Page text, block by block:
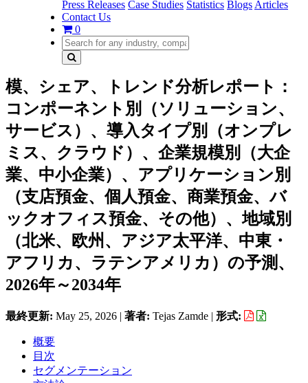
Press Releases Case Studies Statistics Blogs Articles
Contact Us
0
模、シェア、トレンド分析レポート：
コンポーネント別（ソリューション、
サービス）、導入タイプ別（オンプレ
ミス、クラウド）、企業規模別（大企
業、中小企業）、アプリケーション別
（支店預金、個人預金、商業預金、バ
ックオフィス預金、その他）、地域別
（北米、欧州、アジア太平洋、中東・
アフリカ、ラテンアメリカ）の予測、
2026年～2034年
最終更新: May 25, 2026 | 著者: Tejas Zamde | 形式:
概要
目次
セグメンテーション